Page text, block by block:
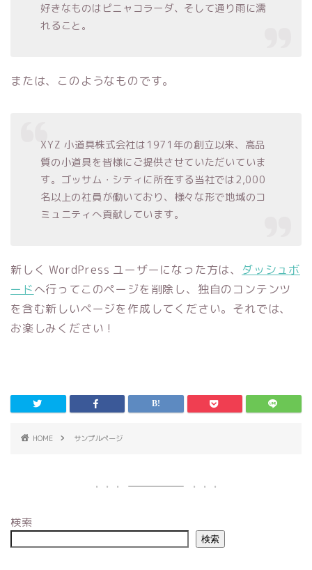
好きなものはピニャコラーダ、そして通り雨に濡
れること。
または、このようなものです。
XYZ 小道具株式会社は1971年の創立以来、高品
質の小道具を皆様にご提供させていただいていま
す。ゴッサム・シティに所在する当社では2,000
名以上の社員が働いており、様々な形で地域のコ
ミュニティへ貢献しています。
新しく WordPress ユーザーになった方は、 ダッシュボ
ードへ行ってこのページを削除し、独自のコンテンツ
を含む新しいページを作成してください。それでは、
お楽しみください !
HOME サンプルページ
検索
検索